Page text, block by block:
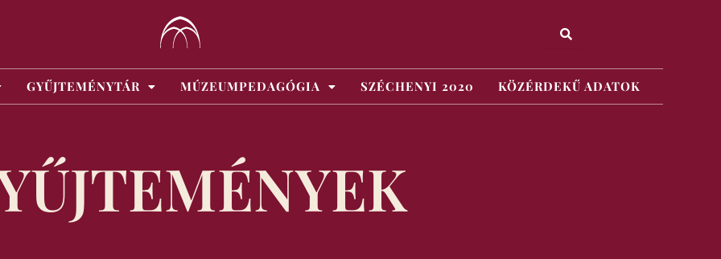
GYŰJTEMÉNYTÁR MÚZEUMPEDAGÓGIA SZÉCHENYI 2020 KÖZÉRDEKŰ ADATOK